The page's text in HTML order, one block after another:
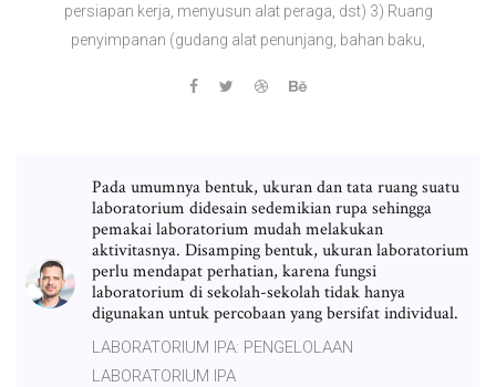
persiapan kerja, menyusun alat peraga, dst) 3) Ruang
penyimpanan (gudang alat penunjang, bahan baku,
Pada umumnya bentuk, ukuran dan tata ruang suatu
laboratorium didesain sedemikian rupa sehingga
pemakai laboratorium mudah melakukan
aktivitasnya. Disamping bentuk, ukuran laboratorium
perlu mendapat perhatian, karena fungsi
laboratorium di sekolah-sekolah tidak hanya
digunakan untuk percobaan yang bersifat individual.
LABORATORIUM IPA: PENGELOLAAN
LABORATORIUM IPA